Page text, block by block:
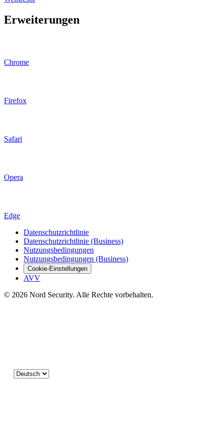
Erweiterungen
Chrome
Firefox
Safari
Opera
Edge
Datenschutzrichtlinie
Datenschutzrichtlinie (Business)
Nutzungsbedingungen
Nutzungsbedingungen (Business)
Cookie-Einstellungen
AVV
© 2026 Nord Security. Alle Rechte vorbehalten.